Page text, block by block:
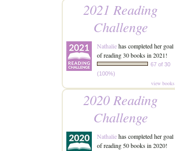
2021 Reading
Challenge
Nathaliehas completed her goal
of reading 30 books in 2021!
67 of 30
(100%)
view books
2020 Reading
Challenge
Nathaliehas completed her goal
of reading 50 books in 2020!